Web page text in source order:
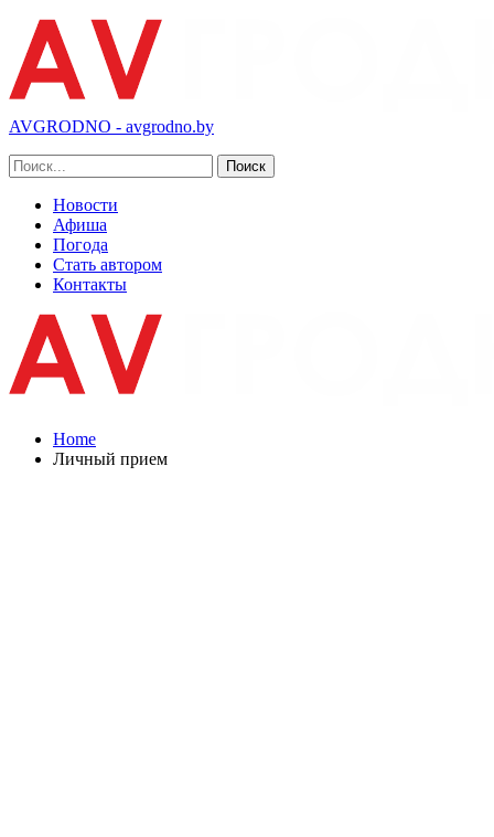
AVGRODNO - avgrodno.by
Новости
Афиша
Погода
Стать автором
Контакты
Home
Личный прием